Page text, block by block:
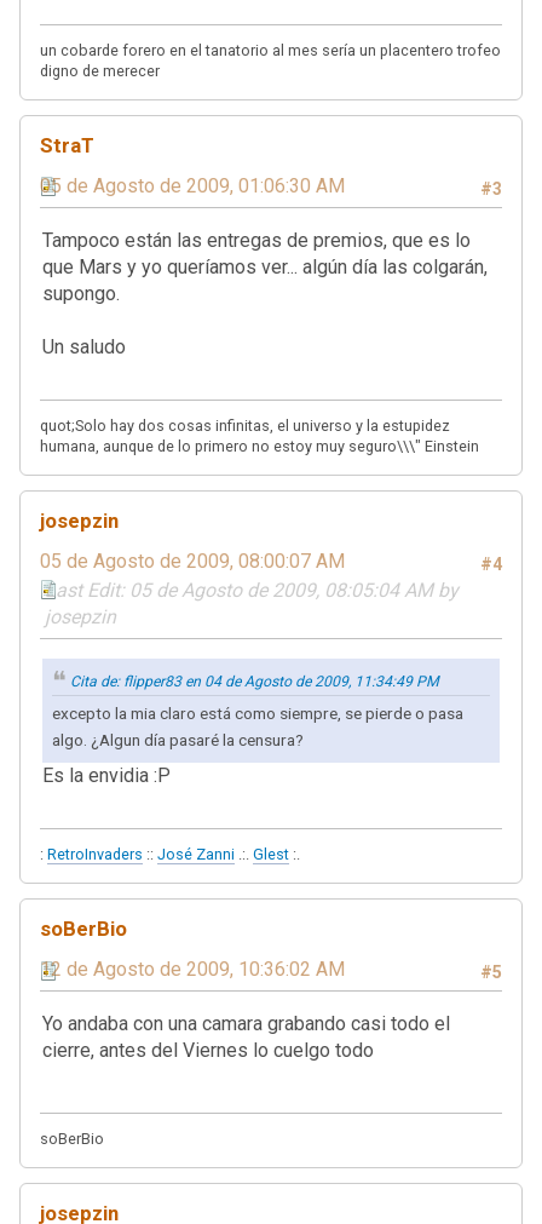
un cobarde forero en el tanatorio al mes sería un placentero trofeo
digno de merecer
StraT
#3
05 de Agosto de 2009, 01:06:30 AM
Tampoco están las entregas de premios, que es lo
que Mars y yo queríamos ver... algún día las colgarán,
supongo.
Un saludo
quot;Solo hay dos cosas infinitas, el universo y la estupidez
humana, aunque de lo primero no estoy muy seguro\\\" Einstein
josepzin
#4
05 de Agosto de 2009, 08:00:07 AM
Last Edit: 05 de Agosto de 2009, 08:05:04 AM by
josepzin
Cita de: flipper83 en 04 de Agosto de 2009, 11:34:49 PM
excepto la mia claro está como siempre, se pierde o pasa
algo. ¿Algun día pasaré la censura?
Es la envidia :P
: RetroInvaders :: José Zanni .:. Glest :.
soBerBio
#5
12 de Agosto de 2009, 10:36:02 AM
Yo andaba con una camara grabando casi todo el
cierre, antes del Viernes lo cuelgo todo
soBerBio
josepzin